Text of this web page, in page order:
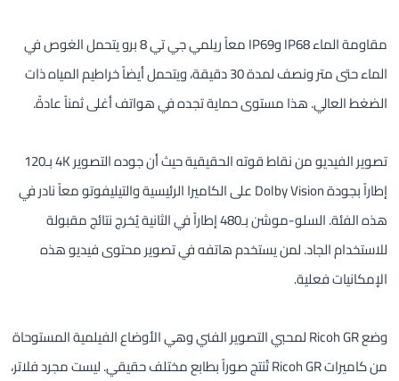
مقاومة الماء IP68 وIP69 معاً ريلمي جي تي 8 برو يتحمل الغوص في
الماء حتى متر ونصف لمدة 30 دقيقة، ويتحمل أيضاً خراطيم المياه ذات
الضغط العالي. هذا مستوى حماية تجده في هواتف أغلى ثمناً عادةً.
تصوير الفيديو من نقاط قوته الحقيقية حيث أن جوده التصوير 4K بـ120
إطاراً بجودة Dolby Vision على الكاميرا الرئيسية والتيليفوتو معاً نادر في
هذه الفئة. السلو-موشن بـ480 إطاراً في الثانية يُخرج نتائج مقبولة
للاستخدام الجاد. لمن يستخدم هاتفه في تصوير محتوى فيديو هذه
الإمكانيات فعلية.
وضع Ricoh GR لمحبي التصوير الفني وهي الأوضاع الفيلمية المستوحاة
من كاميرات Ricoh GR تُنتج صوراً بطابع مختلف حقيقي. ليست مجرد فلاتر،